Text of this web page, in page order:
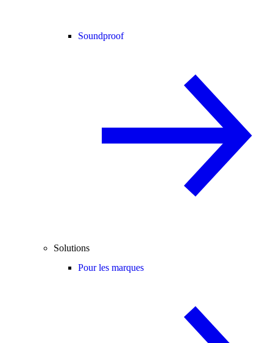
Soundproof
Solutions
Pour les marques